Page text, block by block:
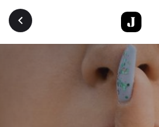
Aller au contenu principal